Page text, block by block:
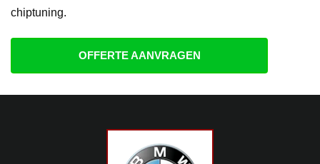
chiptuning.
OFFERTE AANVRAGEN